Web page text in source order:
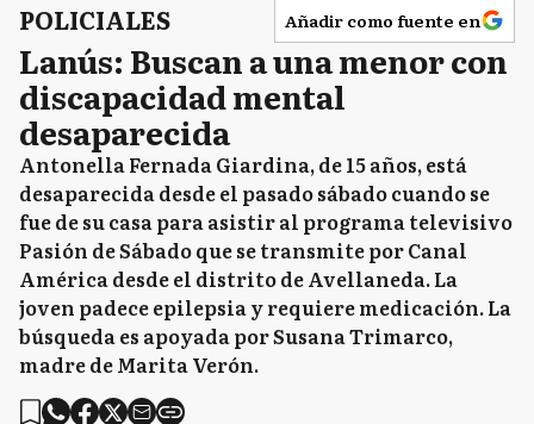
POLICIALES Añadir como fuente en
Lanús: Buscan a una menor con
discapacidad mental
desaparecida
Antonella Fernada Giardina, de 15 años, está
desaparecida desde el pasado sábado cuando se
fue de su casa para asistir al programa televisivo
Pasión de Sábado que se transmite por Canal
América desde el distrito de Avellaneda. La
joven padece epilepsia y requiere medicación. La
búsqueda es apoyada por Susana Trimarco,
madre de Marita Verón.